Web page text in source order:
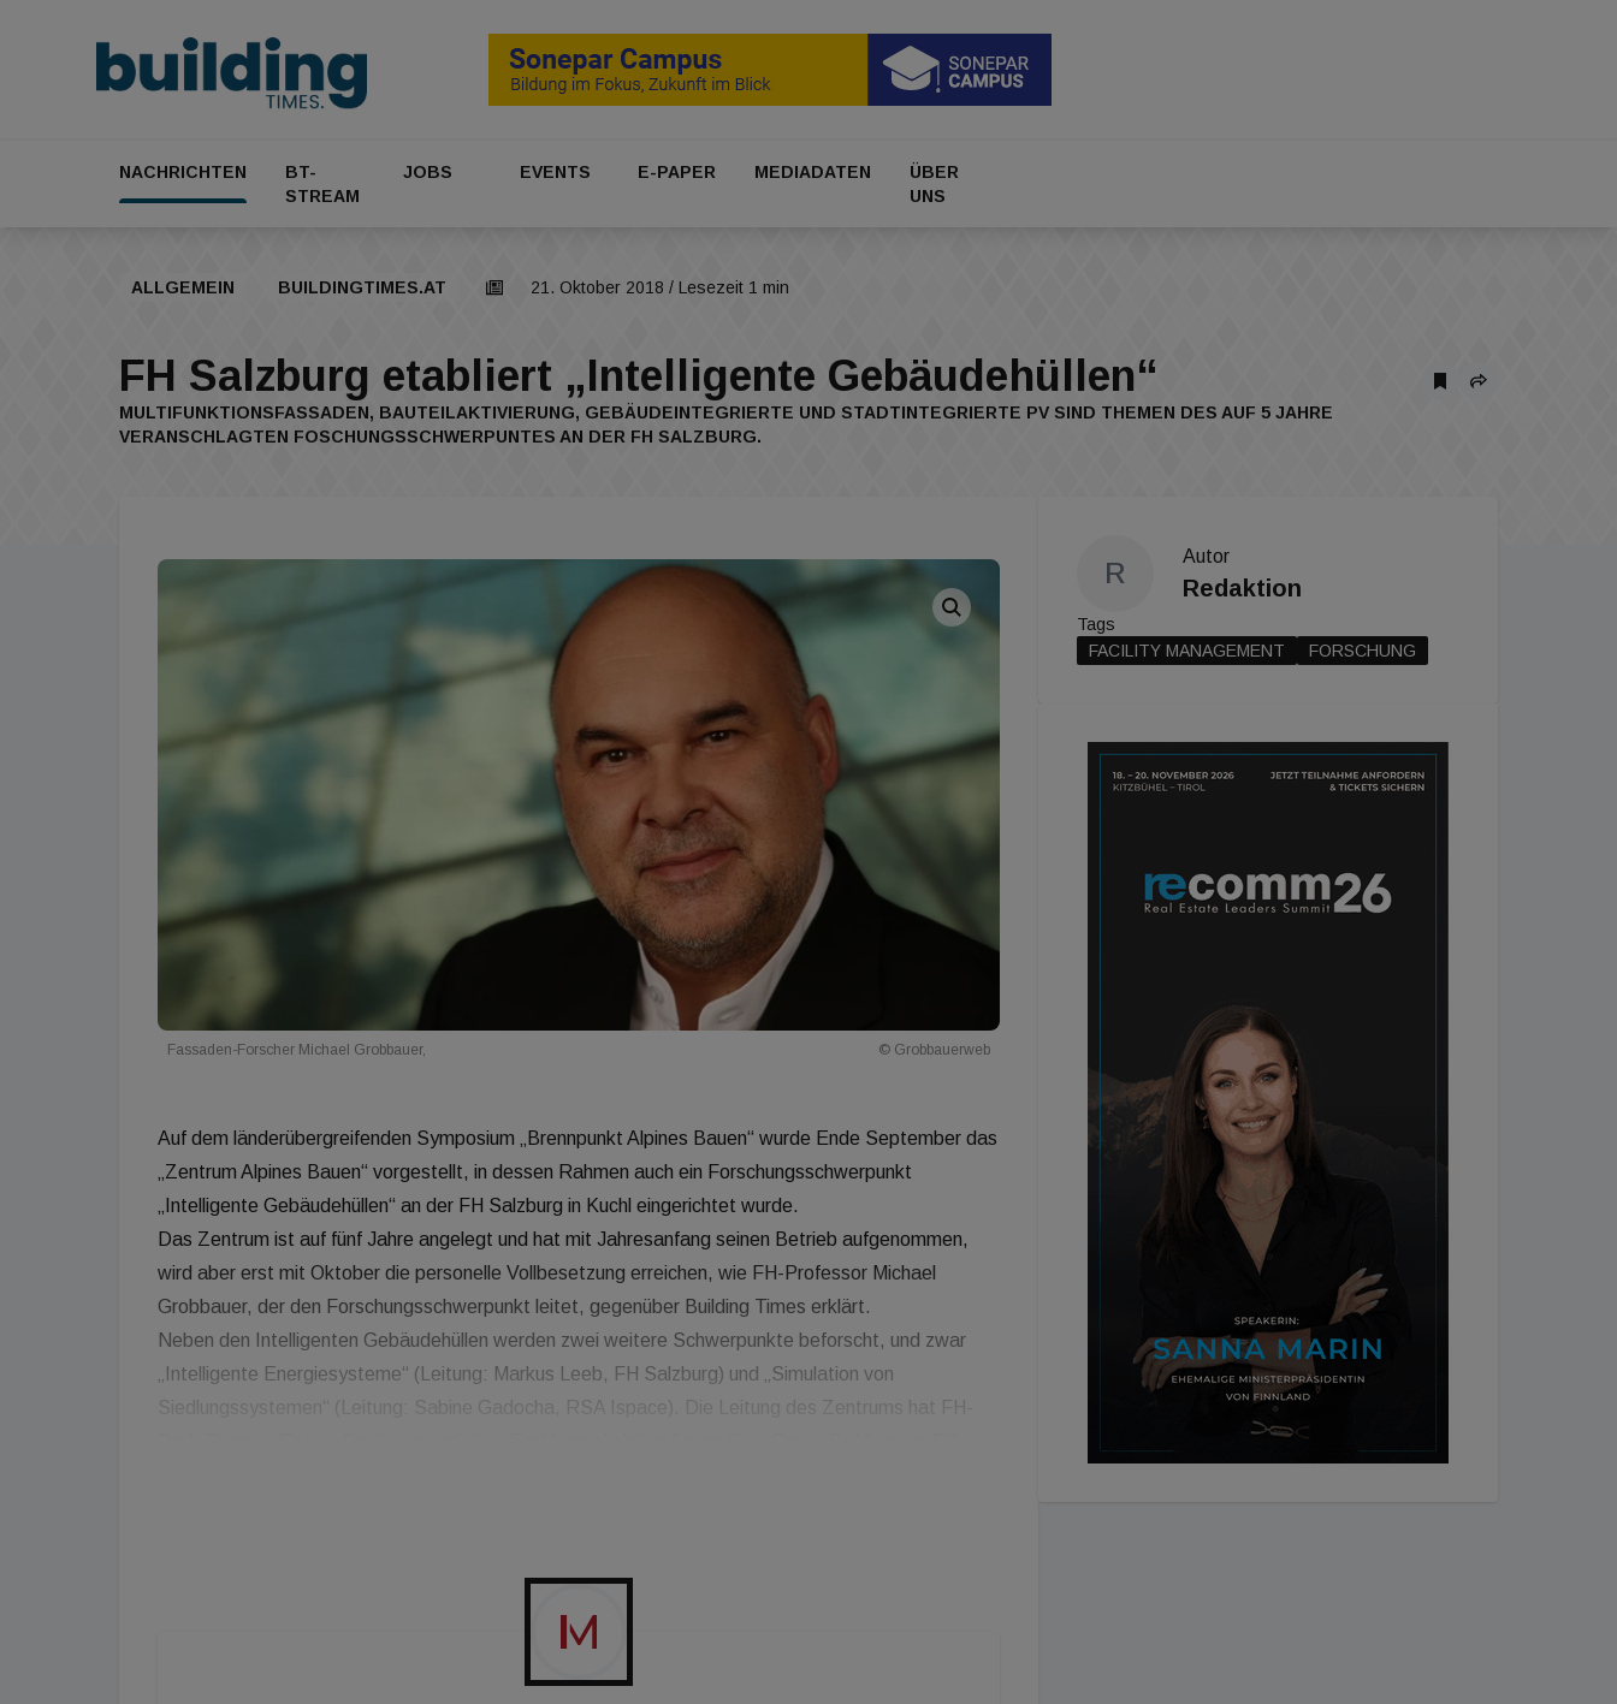
NACHRICHTEN
BT-
STREAM
JOBS EVENTS E-PAPER MEDIADATEN
ÜBER
UNS
ALLGEMEIN BUILDINGTIMES.AT 21. Oktober 2018 / Lesezeit 1 min
FH Salzburg etabliert „Intelligente Gebäudehüllen“
MULTIFUNKTIONSFASSADEN, BAUTEILAKTIVIERUNG, GEBÄUDEINTEGRIERTE UND STADTINTEGRIERTE PV SIND THEMEN DES AUF 5 JAHRE
VERANSCHLAGTEN FOSCHUNGSSCHWERPUNTES AN DER FH SALZBURG.
Fassaden-Forscher Michael Grobbauer, © Grobbauerweb
Auf dem länderübergreifenden Symposium „Brennpunkt Alpines Bauen“ wurde Ende September das
„Zentrum Alpines Bauen“ vorgestellt, in dessen Rahmen auch ein Forschungsschwerpunkt
„Intelligente Gebäudehüllen“ an der FH Salzburg in Kuchl eingerichtet wurde.
Das Zentrum ist auf fünf Jahre angelegt und hat mit Jahresanfang seinen Betrieb aufgenommen,
wird aber erst mit Oktober die personelle Vollbesetzung erreichen, wie FH-Professor Michael
Grobbauer, der den Forschungsschwerpunkt leitet, gegenüber Building Times erklärt.
Neben den Intelligenten Gebäudehüllen werden zwei weitere Schwerpunkte beforscht, und zwar
„Intelligente Energiesysteme“ (Leitung: Markus Leeb, FH Salzburg) und „Simulation von
Siedlungssystemen“ (Leitung: Sabine Gadocha, RSA Ispace). Die Leitung des Zentrums hat FH-
R
Autor
Redaktion
Tags
FACILITY MANAGEMENT
FORSCHUNG